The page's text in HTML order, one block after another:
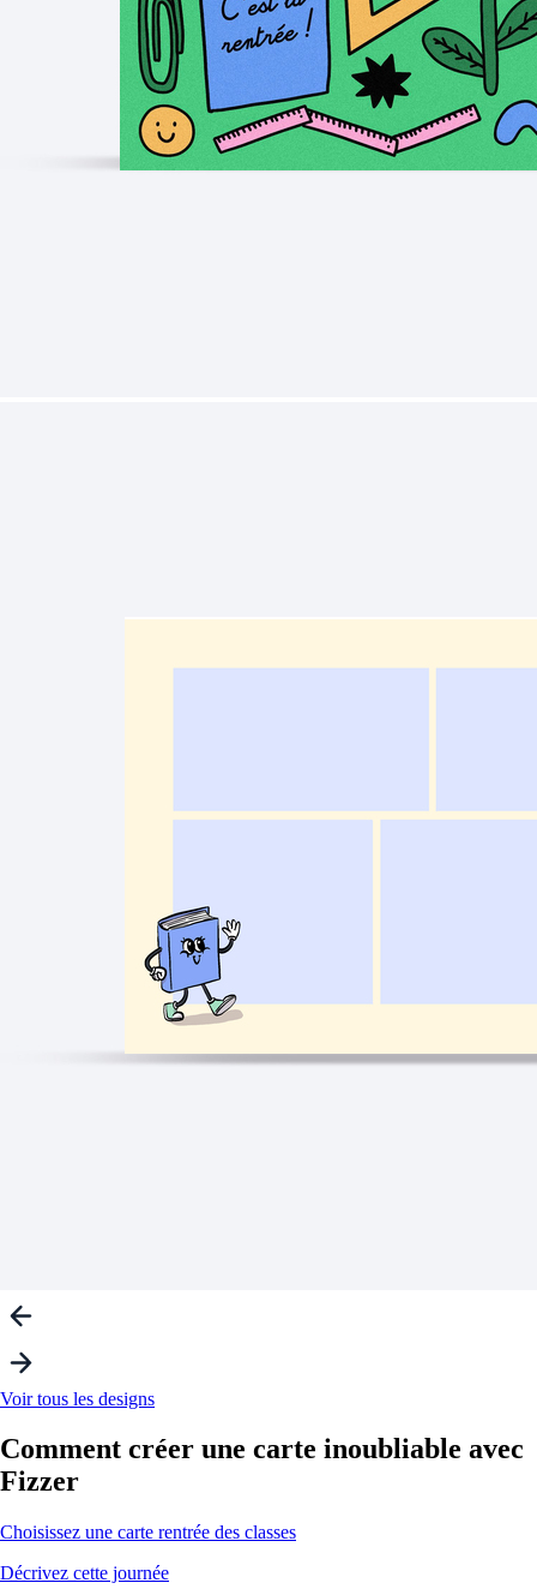
Voir tous les designs
Comment créer une carte inoubliable avec
Fizzer
Choisissez une carte rentrée des classes
Décrivez cette journée